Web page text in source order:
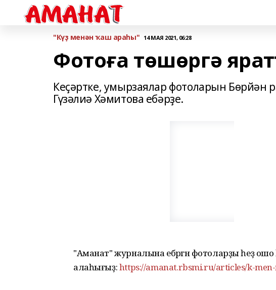
"Күҙ менән ҡаш араһы" 14 МАЯ 2021, 06:28
Фотоға төшөргә
Кеҫәртке, умырзаялар фотоларын
Гүзәлиә Хәмитова ебәрҙе.
"Аманат" журналына ебәргән фотоларҙы һеҙ
алаһығыҙ:https://amanat.rbsmi.ru/articles/k-